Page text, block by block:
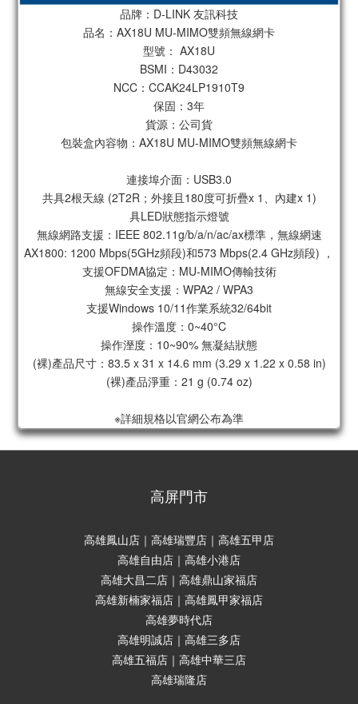
品牌：D-LINK 友訊科技
品名：AX18U MU-MIMO雙頻無線網卡
型號： AX18U
BSMI：D43032
NCC：CCAK24LP1910T9
保固：3年
貨源：公司貨
包裝盒內容物：AX18U MU-MIMO雙頻無線網卡
連接埠介面：USB3.0
共具2根天線 (2T2R；外接且180度可折疊x 1、內建x 1)
具LED狀態指示燈號
無線網路支援：IEEE 802.11g/b/a/n/ac/ax標準，無線網速
AX1800: 1200 Mbps(5GHz頻段)和573 Mbps(2.4 GHz頻段) ，
支援OFDMA協定：MU-MIMO傳輸技術
無線安全支援：WPA2 / WPA3
支援Windows 10/11作業系統32/64bit
操作溫度：0~40°C
操作溼度：10~90% 無凝結狀態
(裸)產品尺寸：83.5 x 31 x 14.6 mm (3.29 x 1.22 x 0.58 in)
(裸)產品淨重：21 g (0.74 oz)
※詳細規格以官網公布為準
高屏門市
高雄鳳山店｜高雄瑞豐店｜高雄五甲店
高雄自由店｜高雄小港店
高雄大昌二店｜高雄鼎山家福店
高雄新楠家福店｜高雄鳳甲家福店
高雄夢時代店
高雄明誠店｜高雄三多店
高雄五福店｜高雄中華三店
高雄瑞隆店